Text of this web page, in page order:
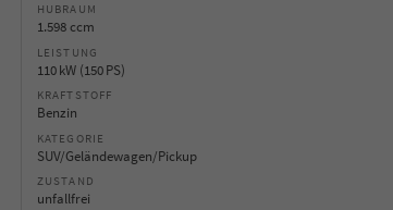
HUBRAUM
1.598 ccm
LEISTUNG
110 kW (150 PS)
KRAFTSTOFF
Benzin
KATEGORIE
SUV/Geländewagen/Pickup
ZUSTAND
unfallfrei